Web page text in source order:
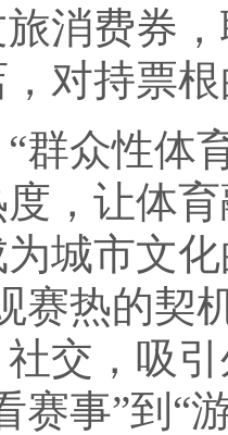
旅消费券
对持票
众性体育
度，让体
城市文
赛热的契
交，吸
赛事”到“